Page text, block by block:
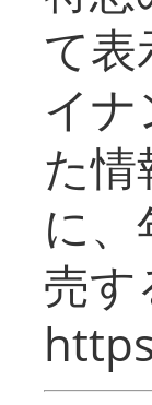
て
イ
た情
に
売す